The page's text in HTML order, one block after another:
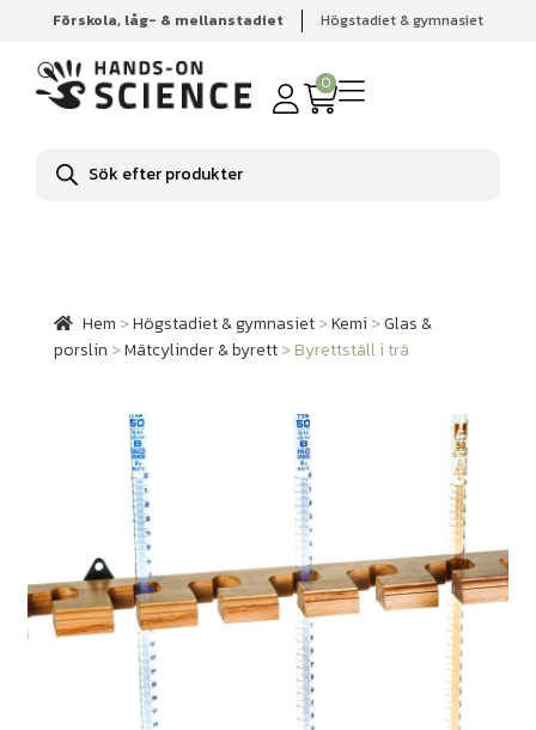
Förskola, låg- & mellanstadiet Högstadiet & gymnasiet
0
Produktsökning
Hem Högstadiet & gymnasiet Kemi
Glas & porslin
Mätcylinder & byrett
Byrettställ i trä
Hem >Högstadiet & gymnasiet>Kemi >Glas &
porslin >Mätcylinder & byrett>Byrettställ i trä